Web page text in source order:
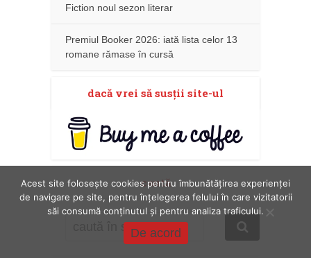
Fiction noul sezon literar
Premiul Booker 2026: iată lista celor 13
romane rămase în cursă
dacă vrei să susţii site-ul
caută
Acest site folosește cookies pentru îmbunătățirea experienței
de navigare pe site, pentru înțelegerea felului în care vizitatorii
săi consumă conținutul și pentru analiza traficului.
De acord